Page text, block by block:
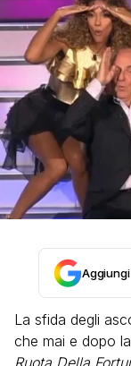
La sfida degli
che mai e dopo
Ruota Della